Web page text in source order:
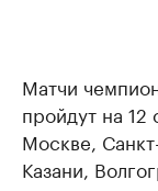
Матчи
пройдут на 12
Москве,
Казани,